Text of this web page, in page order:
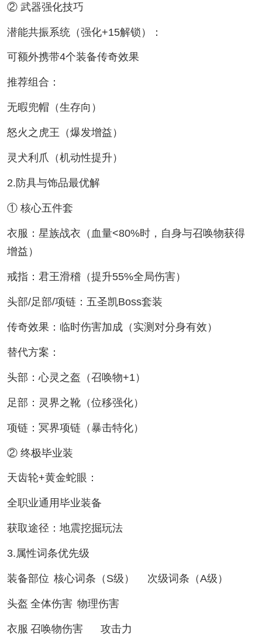
② 武器强化技巧
潜能共振系统（强化+15解锁）：
可额外携带4个装备传奇效果
推荐组合：
无暇兜帽（生存向）
怒火之虎王（爆发增益）
灵犬利爪（机动性提升）
2.防具与饰品最优解
① 核心五件套
衣服：星族战衣（血量<80%时，自身与召唤物获得
增益）
戒指：君王滑稽（提升55%全局伤害）
头部/足部/项链：五圣凯Boss套装
传奇效果：临时伤害加成（实测对分身有效）
替代方案：
头部：心灵之盔（召唤物+1）
足部：灵界之靴（位移强化）
项链：冥界项链（暴击特化）
② 终极毕业装
天齿轮+黄金蛇眼：
全职业通用毕业装备
获取途径：地震挖掘玩法
3.属性词条优先级
装备部位 核心词条（S级） 次级词条（A级）
头盔 全体伤害 物理伤害
衣服 召唤物伤害 攻击力